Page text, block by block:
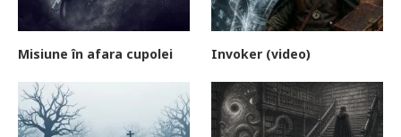
Misiune în afara cupolei Invoker (video)